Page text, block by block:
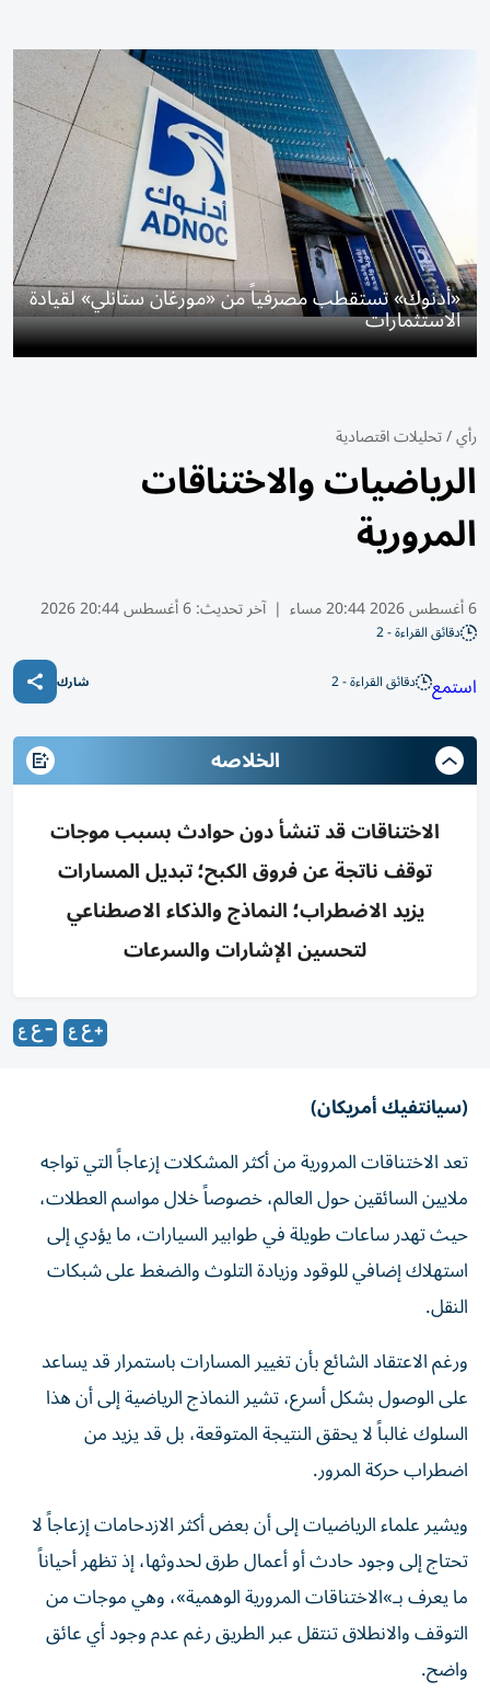
«أدنوك» تستقطب مصرفياً من «مورغان ستانلي» لقيادة
الاستثمارات
رأي/تحليلات اقتصادية
الرياضيات والاختناقات
المرورية
6 أغسطس 2026 20:44 مساء | آخر تحديث:6 أغسطس 20:44 2026
دقائق القراءة - 2
استمع دقائق القراءة - 2 شارك
الخلاصه
الاختناقات قد تنشأ دون حوادث بسبب موجات
توقف ناتجة عن فروق الكبح؛ تبديل المسارات
يزيد الاضطراب؛ النماذج والذكاء الاصطناعي
لتحسين الإشارات والسرعات
(سيانتفيك أمريكان)
تعد الاختناقات المرورية من أكثر المشكلات إزعاجاً التي تواجه
ملايين السائقين حول العالم، خصوصاً خلال مواسم العطلات،
حيث تهدر ساعات طويلة في طوابير السيارات، ما يؤدي إلى
استهلاك إضافي للوقود وزيادة التلوث والضغط على شبكات
النقل.
ورغم الاعتقاد الشائع بأن تغيير المسارات باستمرار قد يساعد
على الوصول بشكل أسرع، تشير النماذج الرياضية إلى أن هذا
السلوك غالباً لا يحقق النتيجة المتوقعة، بل قد يزيد من
اضطراب حركة المرور.
ويشير علماء الرياضيات إلى أن بعض أكثر الازدحامات إزعاجاً لا
تحتاج إلى وجود حادث أو أعمال طرق لحدوثها، إذ تظهر أحياناً
ما يعرف بـ»الاختناقات المرورية الوهمية»، وهي موجات من
التوقف والانطلاق تنتقل عبر الطريق رغم عدم وجود أي عائق
واضح.